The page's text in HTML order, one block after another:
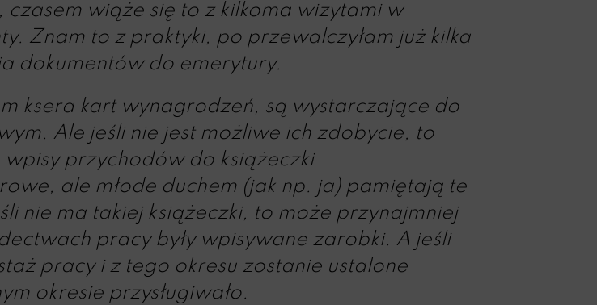
wiąże się to z kilkoma wizytami w
Znam to z praktyki, po przewalczyłam już kilka
dokumentów do emerytury.
ksera kart wynagrodzeń, są wystarczające do
Ale jeśli nie jest możliwe ich zdobycie, to
przychodów do książeczki
ale młode duchem (jak np. ja) pamiętają te
nie ma takiej książeczki, to może przynajmniej
pracy były wpisywane zarobki. A jeśli
pracy i z tego okresu zostanie ustalone
okresie przysługiwało.